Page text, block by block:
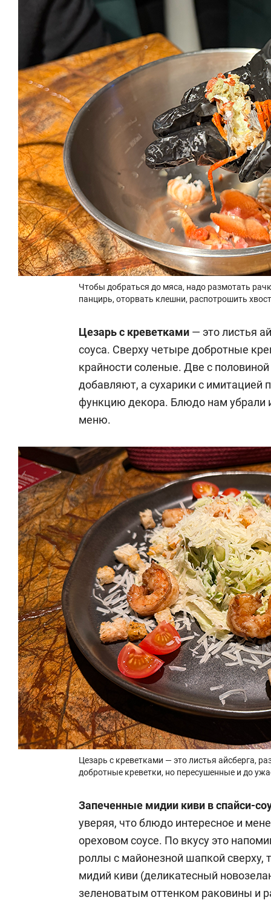
Чтобы добраться до мяса, надо размотать
панцирь, оторвать клешни, распотрошить
Цезарь с креветками — это листья
соуса. Сверху четыре добротные
крайности соленые. Две с
добавляют, а сухарики с
функцию декора. Блюдо нам убрали
меню.
Цезарь с креветками — это листья айсберга,
добротные креветки, но пересушенные и до
Запеченные мидии киви в спайси-
уверяя, что блюдо интересное и
ореховом соусе. По вкусу это
роллы с майонезной шапкой сверху,
мидий киви (деликатесный
зеленоватым оттенком раковины и